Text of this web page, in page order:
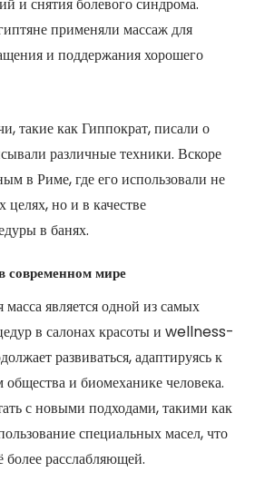
применяли массаж для
и поддержания хорошего
такие как Гиппократ, писали о
различные техники. Вскоре
в Риме, где его использовали не
но и в качестве
в банях.
современном мире
масса является одной из самых
в салонах красоты и wellness-
развиваться, адаптируясь к
и биомеханике человека.
с новыми подходами, такими как
специальных масел, что
более расслабляющей.